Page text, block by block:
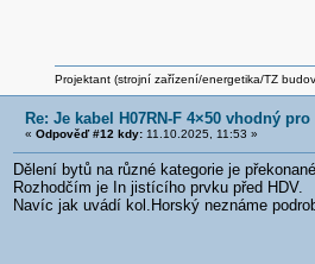
Projektant (strojní zařízení/energetika/TZ
Re: Je kabel H07RN-F 4×50 vhodný
« Odpověď #12 kdy:11.10.2025, 11:53 »
Dělení bytů na různé kategorie je
Rozhodčím je In jistícího prvku před HDV.
Navíc jak uvádí kol.Horský neznáme